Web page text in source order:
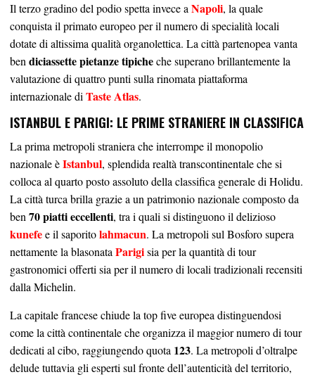
Il terzo gradino del podio spetta invece aNapoli, la quale
conquista il primato europeo per il numero di specialità locali
dotate di altissima qualità organolettica. La città partenopea vanta
bendiciassette pietanze tipicheche superano brillantemente la
valutazione di quattro punti sulla rinomata piattaforma
internazionale diTaste Atlas.
ISTANBUL E PARIGI: LE PRIME STRANIERE IN CLASSIFICA
La prima metropoli straniera che interrompe il monopolio
nazionale èIstanbul, splendida realtà transcontinentale che si
colloca al quarto posto assoluto della classifica generale di Holidu.
La città turca brilla grazie a un patrimonio nazionale composto da
ben70 piatti eccellenti, tra i quali si distinguono il delizioso
kunefee il saporitolahmacun. La metropoli sul Bosforo supera
nettamente la blasonataParigisia per la quantità di tour
gastronomici offerti sia per il numero di locali tradizionali recensiti
dalla Michelin.
La capitale francese chiude la top five europea distinguendosi
come la città continentale che organizza il maggior numero di tour
dedicati al cibo, raggiungendo quota 123. La metropoli d’oltralpe
delude tuttavia gli esperti sul fronte dell’autenticità del territorio,